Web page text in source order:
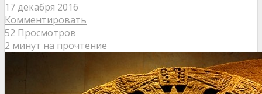
17 декабря 2016
Комментировать
52 Просмотров
2 минут на прочтение